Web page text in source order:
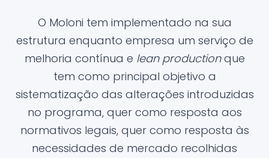
O Moloni tem implementado na sua
estrutura enquanto empresa um serviço de
melhoria contínua e lean productionque
tem como principal objetivo a
sistematização das alterações introduzidas
no programa, quer como resposta aos
normativos legais, quer como resposta às
necessidades de mercado recolhidas